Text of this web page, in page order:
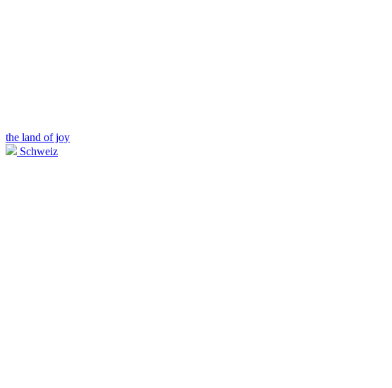
the land of joy
Schweiz